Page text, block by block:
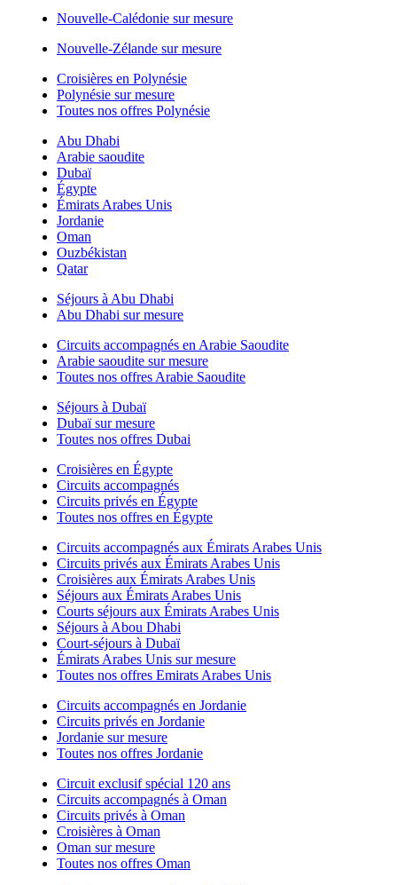
Nouvelle-Calédonie sur mesure
Nouvelle-Zélande sur mesure
Croisières en Polynésie
Polynésie sur mesure
Toutes nos offres Polynésie
Abu Dhabi
Arabie saoudite
Dubaï
Égypte
Émirats Arabes Unis
Jordanie
Oman
Ouzbékistan
Qatar
Séjours à Abu Dhabi
Abu Dhabi sur mesure
Circuits accompagnés en Arabie Saoudite
Arabie saoudite sur mesure
Toutes nos offres Arabie Saoudite
Séjours à Dubaï
Dubaï sur mesure
Toutes nos offres Dubai
Croisières en Égypte
Circuits accompagnés
Circuits privés en Égypte
Toutes nos offres en Égypte
Circuits accompagnés aux Émirats Arabes Unis
Circuits privés aux Émirats Arabes Unis
Croisières aux Émirats Arabes Unis
Séjours aux Émirats Arabes Unis
Courts séjours aux Émirats Arabes Unis
Séjours à Abou Dhabi
Court-séjours à Dubaï
Émirats Arabes Unis sur mesure
Toutes nos offres Emirats Arabes Unis
Circuits accompagnés en Jordanie
Circuits privés en Jordanie
Jordanie sur mesure
Toutes nos offres Jordanie
Circuit exclusif spécial 120 ans
Circuits accompagnés à Oman
Circuits privés à Oman
Croisières à Oman
Oman sur mesure
Toutes nos offres Oman